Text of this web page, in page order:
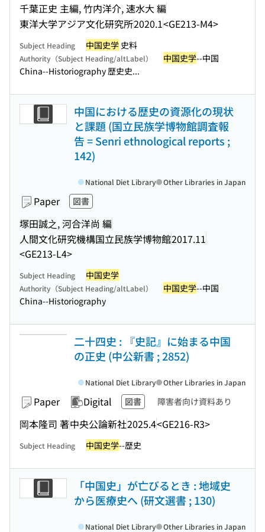
千葉正史 主編, 竹内洋介, 速水大 編
東洋大学アジア文化研究所2020.1<GE213-M4>
Subject Heading 中国史学 史料
Authority（Subject Heading/altLabel） 中国史学--中国
China--Historiography 歴史史...
中国における歴史の資源化の現状
と課題 (国立民族学博物館調査報
告 = Senri ethnological reports ;
142)
Paper 図書
塚田誠之, 河合洋尚 編
人間文化研究機構国立民族学博物館2017.11
<GE213-L4>
National Diet Library Other Libraries in Japan
Subject Heading 中国史学
Authority（Subject Heading/altLabel） 中国史学--中国
China--Historiography
二十四史 : 『史記』に始まる中国
の正史 (中公新書 ; 2852)
Paper Digital 図書 障害者向け資料あり
岡本隆司 著中央公論新社2025.4<GE216-R3>
National Diet Library Other Libraries in Japan
Subject Heading 中国史学--歴史
「中国史」が亡びるとき : 地域史
から医療史へ (研文選書 ; 130)
National Diet Library Other Libraries in Japan